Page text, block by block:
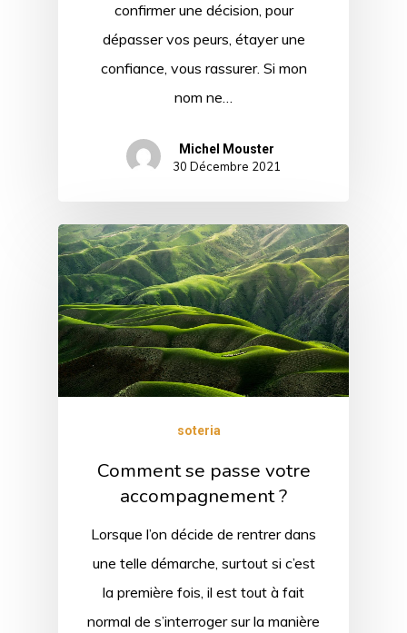
confirmer une décision, pour
dépasser vos peurs, étayer une
confiance, vous rassurer. Si mon
nom ne…
Michel Mouster
30 Décembre 2021
soteria
Comment se passe votre
accompagnement ?
Lorsque l’on décide de rentrer dans
une telle démarche, surtout si c’est
la première fois, il est tout à fait
normal de s’interroger sur la manière